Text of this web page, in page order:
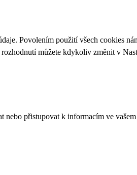
Povolením použití všech cookies
můžete kdykoliv změnit v
přistupovat k informacím ve